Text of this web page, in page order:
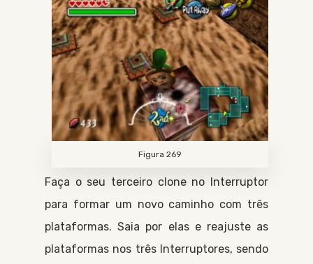
Figura 269
Faça o seu terceiro clone no Interruptor
para formar um novo caminho com três
plataformas. Saia por elas e reajuste as
plataformas nos três Interruptores, sendo